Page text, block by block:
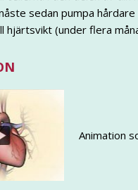
sedan pumpa
hjärtsvikt (under flera
Animation